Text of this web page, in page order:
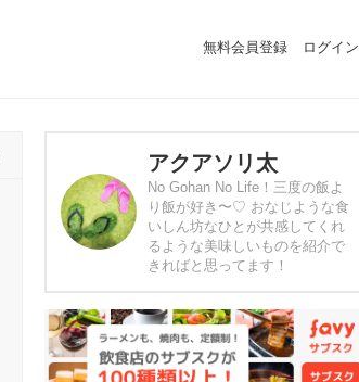
無料会員登録 ログイン
アクアソリ太
No Gohan No Life！三度の飯よ
り飯が好き〜♡ おなじような食
いしん坊なひとが共感してくれ
るような美味しいものを紹介で
きればと思ってます！